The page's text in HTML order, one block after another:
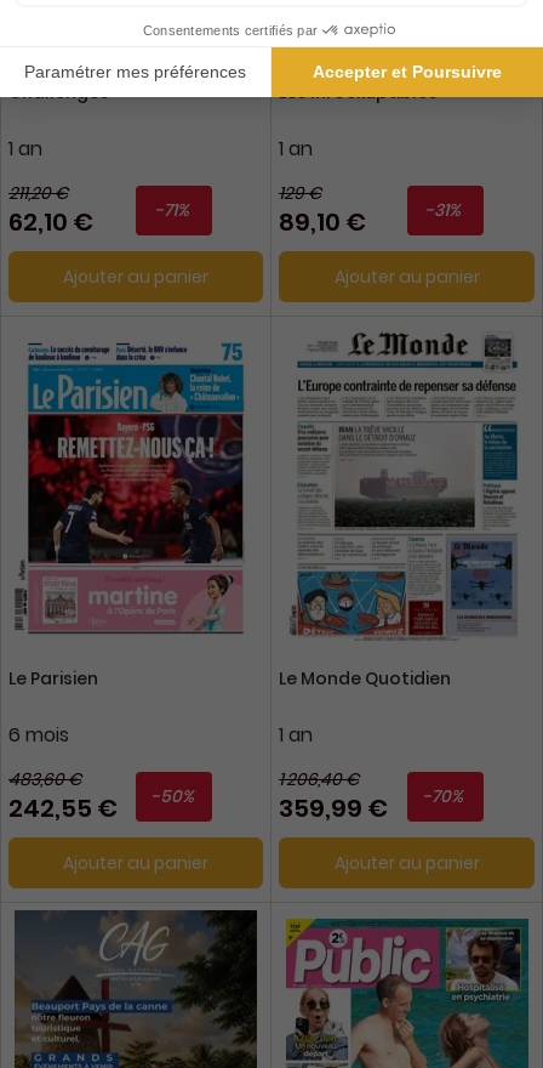
Challenges
1 an
211,20 €
62,10 € -71%
Ajouter au panier
Les Inrockuptibles
1 an
129 €
89,10 € -31%
Ajouter au panier
Le Parisien
6 mois
483,60 €
242,55 € -50%
Ajouter au panier
Le Monde Quotidien
1 an
1 206,40 €
359,99 € -70%
Ajouter au panier